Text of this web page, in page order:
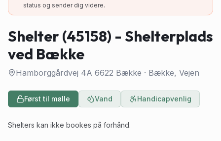
status og sender dig videre.
Shelter (45158) - Shelterplads
ved Bække
Hamborggårdvej 4A 6622 Bække · Bække, Vejen
Først til mølle Vand Handicapvenlig
Shelters kan ikke bookes på forhånd.